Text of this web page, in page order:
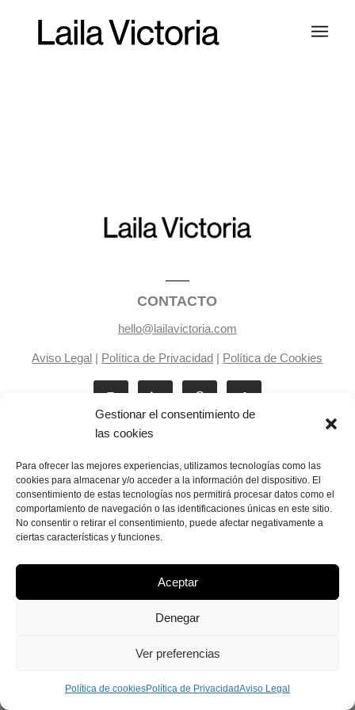
Gestionar el consentimiento de
las cookies
Para ofrecer las mejores experiencias, utilizamos tecnologías como las
cookies para almacenar y/o acceder a la información del dispositivo. El
consentimiento de estas tecnologías nos permitirá procesar datos como el
comportamiento de navegación o las identificaciones únicas en este sitio.
No consentir o retirar el consentimiento, puede afectar negativamente a
ciertas características y funciones.
Aceptar
Denegar
Ver preferencias
Política de cookiesPolítica de PrivacidadAviso Legal
CONTACTO
hello@lailavictoria.com
Aviso Legal | Política de Privacidad | Política de Cookies
Laila Victoria © copyright 2025